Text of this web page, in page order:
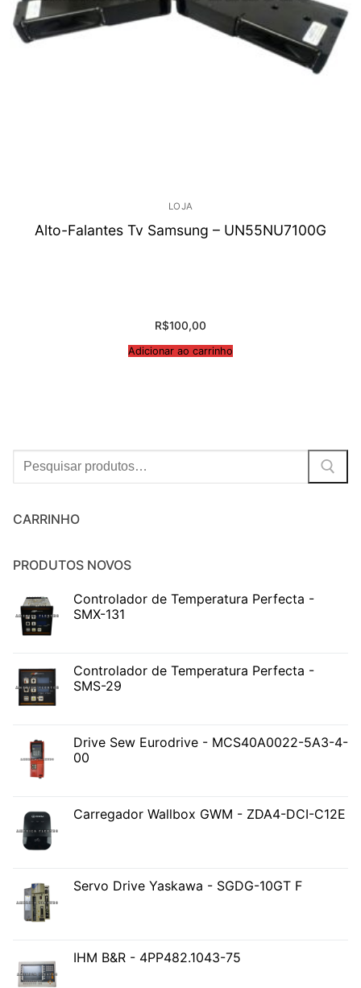
LOJA
Alto-Falantes Tv Samsung – UN55NU7100G
R$100,00
Adicionar ao carrinho
Procurar:
CARRINHO
PRODUTOS NOVOS
Controlador de Temperatura Perfecta -
SMX-131
Controlador de Temperatura Perfecta -
SMS-29
Drive Sew Eurodrive - MCS40A0022-5A3-4-
00
Carregador Wallbox GWM - ZDA4-DCI-C12E
Servo Drive Yaskawa - SGDG-10GT F
IHM B&R - 4PP482.1043-75